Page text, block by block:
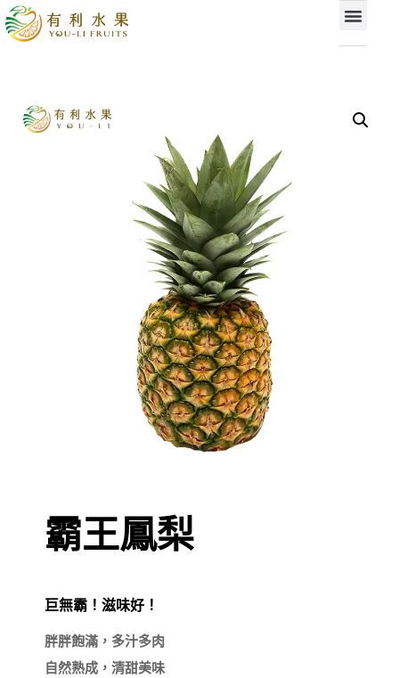
霸王鳳梨
巨無霸！滋味好！
胖胖飽滿，多汁多肉
自然熟成，清甜美味